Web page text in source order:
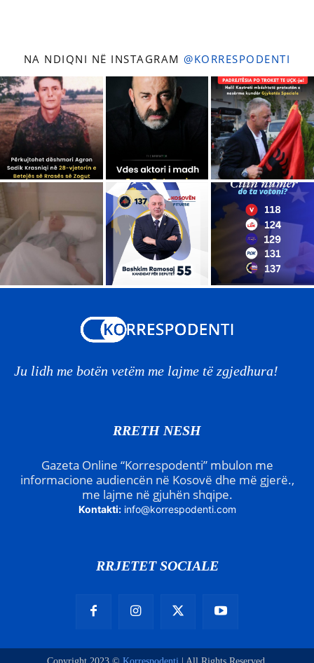
NA NDIQNI NË INSTAGRAM @KORRESPODENTI
Ju lidh me botën vetëm me lajme të zgjedhura!
RRETH NESH
Gazeta Online “Korrespodenti” mbulon me
informacione audiencën në Kosovë dhe më gjerë.,
me lajme në gjuhën shqipe.
Kontakti: info@korrespodenti.com
RRJETET SOCIALE